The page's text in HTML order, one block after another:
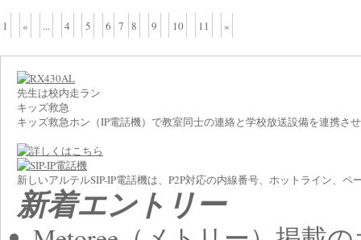
1 « ... 4 5 6 7 8 9 10 11 »
先生は校内走ラン
キッズ救急
キッズ救急ホン（IP電話機）で教室同士の連絡と学校放送設備を連携さ
新しいアルテルSIP-IP電話機は、P2P対応の内線番号、ホットライン、
新着エントリー